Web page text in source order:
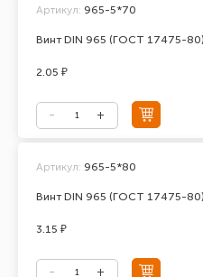
Винт DIN 965 (ГОСТ 17475-
Артикул: 965-5*70
2.05 ₽
Винт DIN 965 (ГОСТ 17475-
Артикул: 965-5*80
3.15 ₽